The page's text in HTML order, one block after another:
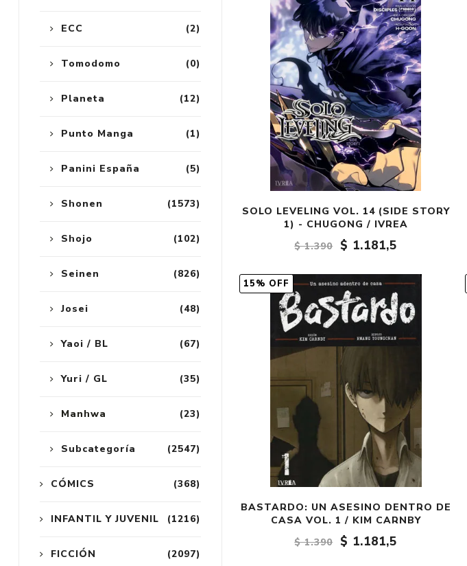
SOLO LEVELING VOL. 14 (SIDE STORY
1) - CHUGONG / IVREA
$ 1.390
$ 1.181,5
15% OFF
BASTARDO: UN ASESINO DENTRO DE
CASA VOL. 1 / KIM CARNBY
$ 1.390
$ 1.181,5
(2)
ECC
(0)
Tomodomo
(12)
Planeta
(1)
Punto Manga
(5)
Panini España
(1573)
Shonen
(102)
Shojo
(826)
Seinen
(48)
Josei
(67)
Yaoi / BL
(35)
Yuri / GL
(23)
Manhwa
(2547)
Subcategoría
(368)
CÓMICS
(1216)
INFANTIL Y JUVENIL
(2097)
FICCIÓN